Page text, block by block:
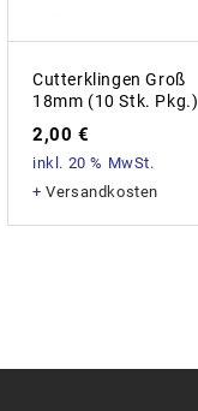
Cutterklingen Groß
18mm (10 Stk. Pkg.)
2,00 €
inkl. 20 % MwSt.
+Versandkosten